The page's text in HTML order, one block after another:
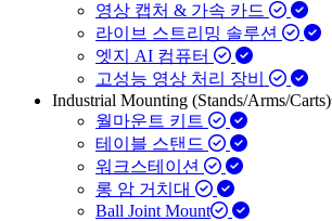
영상 캡처 & 가속 카드
라이브 스트리밍 솔루션
엣지 AI 컴퓨터
고성능 영상 처리 장비
Industrial Mounting (Stands/Arms/Carts)
월마운트 키트
테이블 스탠드
워크스테이션
롱 암 거치대
Ball Joint Mount​